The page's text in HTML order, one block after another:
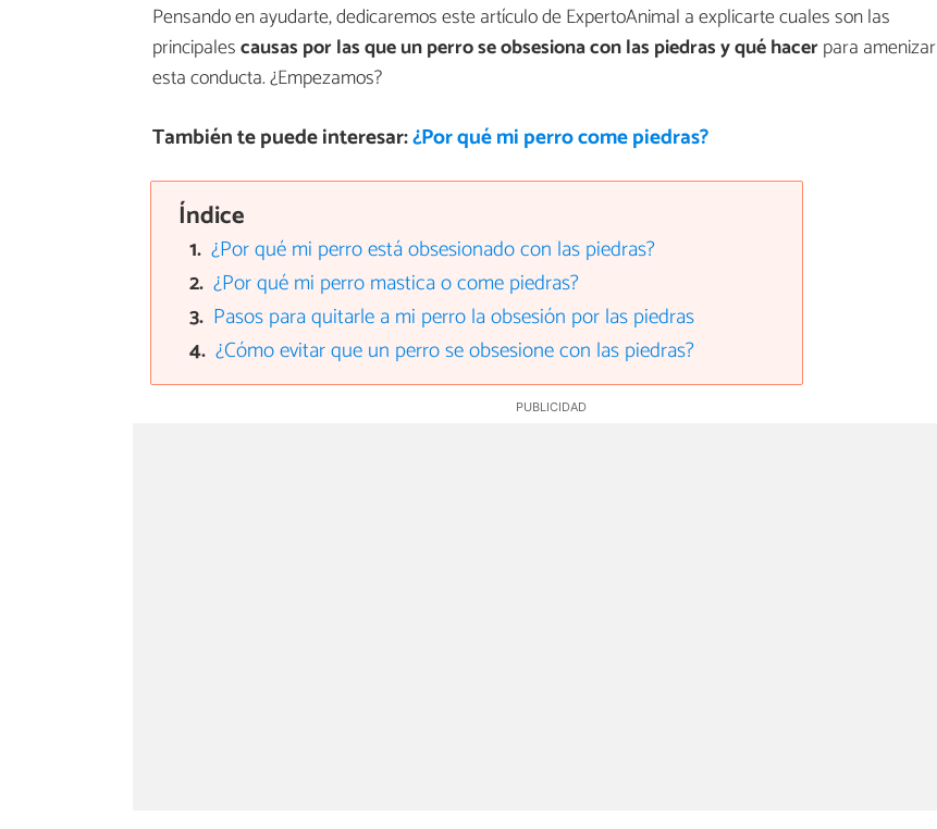
Pensando en ayudarte, dedicaremos este artículo de ExpertoAnimal a explicarte cuales son las
principalescausas por las que un perro se obsesiona con las piedras y qué hacerpara amenizar
esta conducta. ¿Empezamos?
También te puede interesar:¿Por qué mi perro come piedras?
Índice
¿Por qué mi perro está obsesionado con las piedras?
¿Por qué mi perro mastica o come piedras?
Pasos para quitarle a mi perro la obsesión por las piedras
¿Cómo evitar que un perro se obsesione con las piedras?